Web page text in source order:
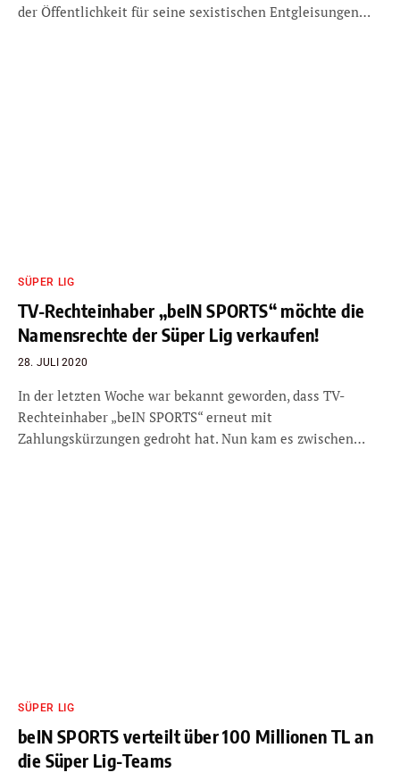
der Öffentlichkeit für seine sexistischen Entgleisungen…
SÜPER LIG
TV-Rechteinhaber „beIN SPORTS“ möchte die
Namensrechte der Süper Lig verkaufen!
28. JULI 2020
In der letzten Woche war bekannt geworden, dass TV-
Rechteinhaber „beIN SPORTS“ erneut mit
Zahlungskürzungen gedroht hat. Nun kam es zwischen…
SÜPER LIG
beIN SPORTS verteilt über 100 Millionen TL an
die Süper Lig-Teams